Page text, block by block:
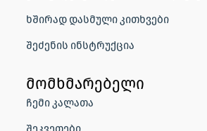
ხშირად დასმული კითხვები
შეძენის ინსტრუქცია
მომხმარებელი
ჩემი კალათა
შეკვეთები